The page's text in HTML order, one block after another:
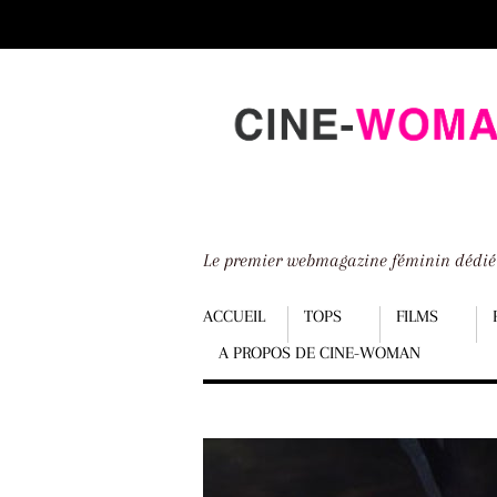
down
Le premier webmagazine féminin
Menu
ACCUEIL TOPS FILMS
A PROPOS DE CINE-WOMAN
Scroll
to